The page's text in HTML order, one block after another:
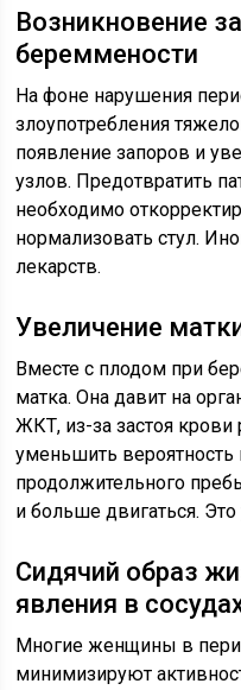
Возникновение
береммености
На фоне нарушения
злоупотребления
появление запоров и
узлов. Предотвратить
необходимо
нормализовать стул.
лекарств.
Увеличение
Вместе с плодом при
матка. Она давит на
ЖКТ, из-за застоя крови
уменьшить вероятность
продолжительного
и больше двигаться.
Сидячий образ
явления в
Многие женщины в
минимизируют